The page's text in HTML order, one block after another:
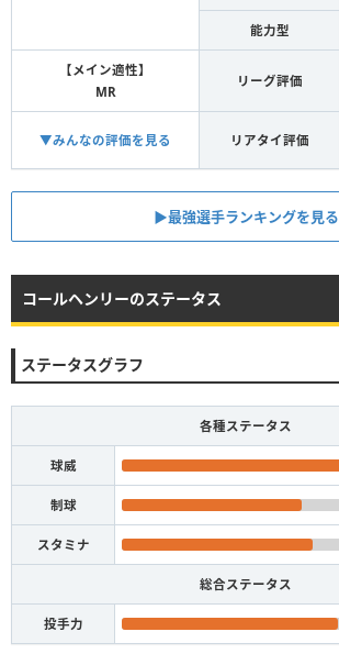
能力型
【メイン適性】
MR
リーグ評価
▼みんなの評価を見る リアタイ評価
▶︎最強選手ランキングを見る
コールヘンリーのステータス
ステータスグラフ
各種ステータス
球威
制球
スタミナ
総合ステータス
投手力